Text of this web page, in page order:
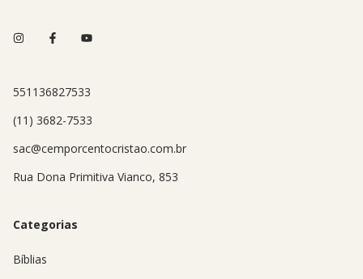
551136827533
(11) 3682-7533
sac@cemporcentocristao.com.br
Rua Dona Primitiva Vianco, 853
Categorias
Bíblias